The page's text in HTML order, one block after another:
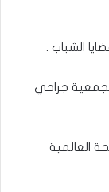
الشباب .
لجمعية جراحي
العالمية